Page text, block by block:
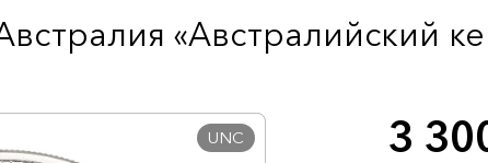
«Австралийский
UNC 3